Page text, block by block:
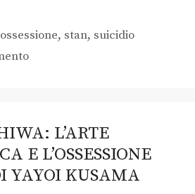
ossessione, stan, suicidio
L’ARTE
E L’OSSESSIONE
YAYOI KUSAMA